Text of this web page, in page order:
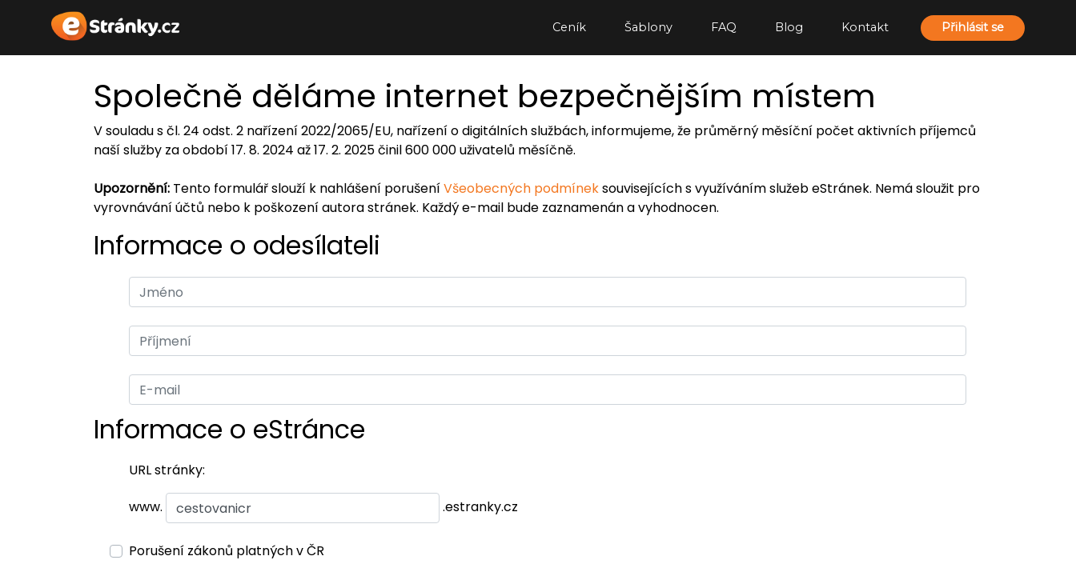
Ceník Šablony FAQ Blog Kontakt Přihlásit se
Společně děláme internet bezpečnějším místem
V souladu s čl. 24 odst. 2 nařízení 2022/2065/EU, nařízení o digitálních službách, informujeme, že průměrný měsíční počet aktivních příjemců
naší služby za období 17. 8. 2024 až 17. 2. 2025 činil 600 000 uživatelů měsíčně.
Upozornění: Tento formulář slouží k nahlášení porušeníVšeobecných podmíneksouvisejících s využíváním služeb eStránek. Nemá sloužit pro
vyrovnávání účtů nebo k poškození autora stránek. Každý e-mail bude zaznamenán a vyhodnocen.
Informace o odesílateli
Informace o eStránce
URL stránky:
www. .estranky.cz
Porušení zákonů platných v ČR